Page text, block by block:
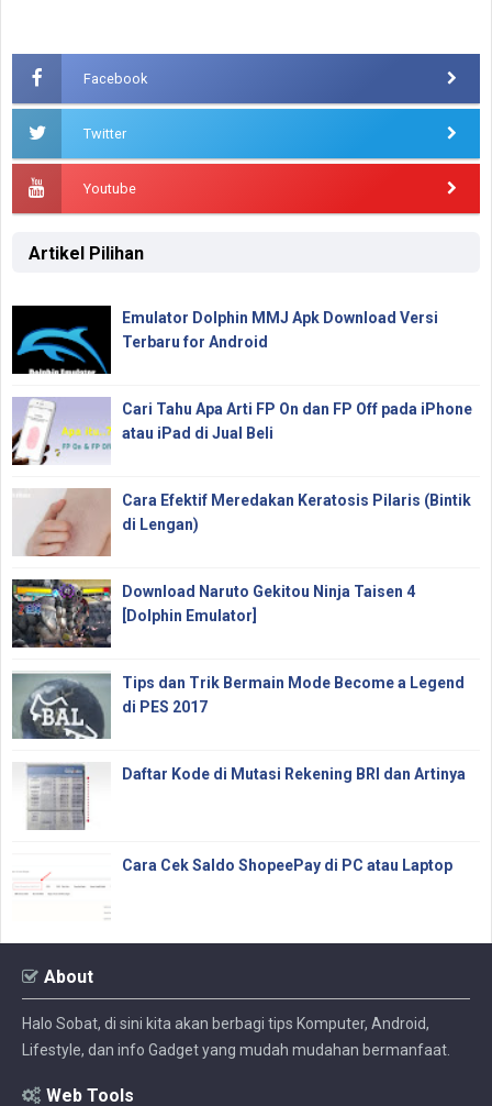
Facebook
Twitter
Youtube
Artikel Pilihan
Emulator Dolphin MMJ Apk Download Versi
Terbaru for Android
Cari Tahu Apa Arti FP On dan FP Off pada iPhone
atau iPad di Jual Beli
Cara Efektif Meredakan Keratosis Pilaris (Bintik
di Lengan)
Download Naruto Gekitou Ninja Taisen 4
[Dolphin Emulator]
Tips dan Trik Bermain Mode Become a Legend
di PES 2017
Daftar Kode di Mutasi Rekening BRI dan Artinya
Cara Cek Saldo ShopeePay di PC atau Laptop
About
Halo Sobat, di sini kita akan berbagi tips Komputer, Android,
Lifestyle, dan info Gadget yang mudah mudahan bermanfaat.
Web Tools